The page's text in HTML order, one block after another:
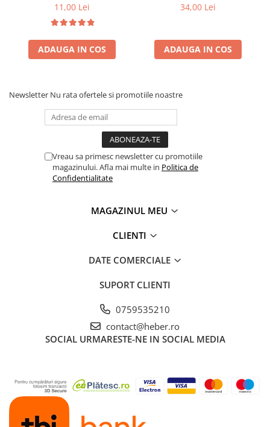
11,00 Lei
ADAUGA IN COS
34,00 Lei
ADAUGA IN COS
Newsletter Nu rata ofertele si promotiile noastre
Vreau sa primesc newsletter cu promotiile
magazinului. Afla mai multe in Politica de
Confidentialitate
MAGAZINUL MEU
CLIENTI
DATE COMERCIALE
SUPORT CLIENTI
0759535210
contact@heber.ro
SOCIAL URMARESTE-NE IN SOCIAL MEDIA